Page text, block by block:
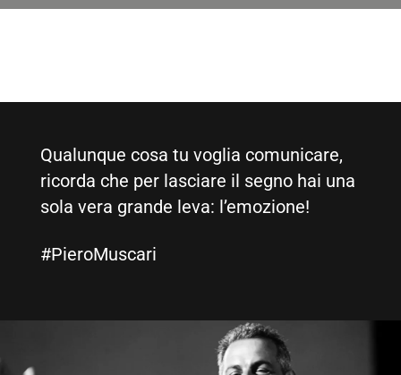
Qualunque cosa tu voglia comunicare,
ricorda che per lasciare il segno hai una
sola vera grande leva: l’emozione!
#PieroMuscari